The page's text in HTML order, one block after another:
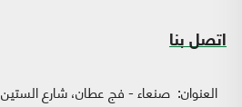
اتصل بنا
العنوان: صنعاء - فج عطان، شارع الستين